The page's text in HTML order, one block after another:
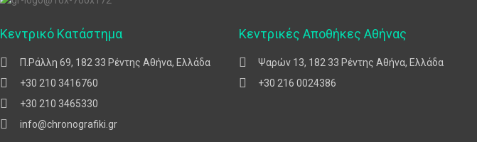
Κεντρικό Κατάστημα
Π.Ράλλη 69, 182 33 Ρέντης Αθήνα, Ελλάδα
+30 210 3416760
+30 210 3465330
info@chronografiki.gr
Κεντρικές Αποθήκες Αθήνας
Ψαρών 13, 182 33 Ρέντης Αθήνα, Ελλάδα
+30 216 0024386